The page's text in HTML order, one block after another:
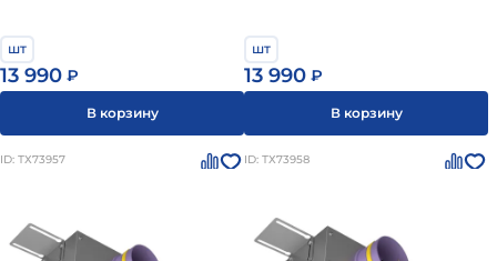
шт
13 990 ₽
В корзину
шт
13 990 ₽
В корзину
ID: ТХ73957 ID: ТХ73958